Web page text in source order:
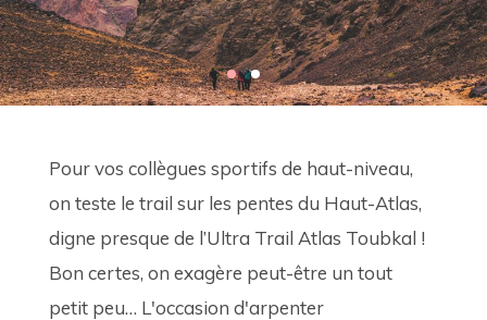
Pour vos collègues sportifs de haut-niveau,
on teste le trail sur les pentes du Haut-Atlas,
digne presque de l’Ultra Trail Atlas Toubkal !
Bon certes, on exagère peut-être un tout
petit peu… L'occasion d'arpenter